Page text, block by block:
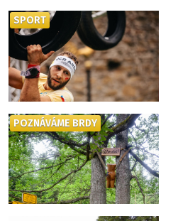
SPORT
POZNÁVÁME BRDY